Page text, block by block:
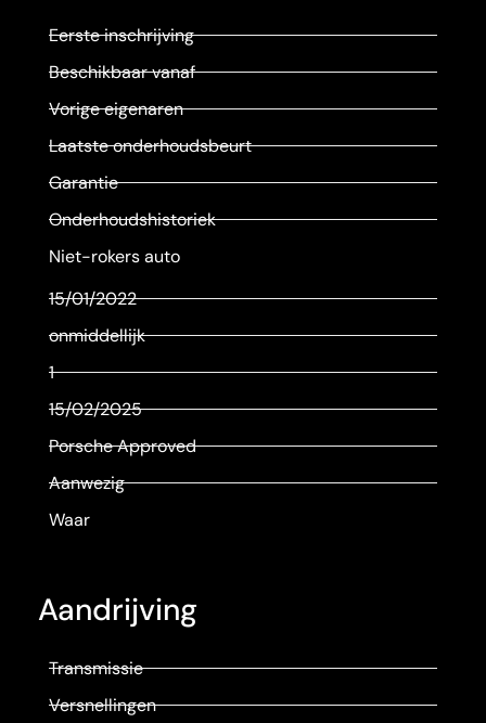
Eerste inschrijving
Beschikbaar vanaf
Vorige eigenaren
Laatste onderhoudsbeurt
Garantie
Onderhoudshistoriek
Niet-rokers auto
15/01/2022
onmiddellijk
1
15/02/2025
Porsche Approved
Aanwezig
Waar
Aandrijving
Transmissie
Versnellingen